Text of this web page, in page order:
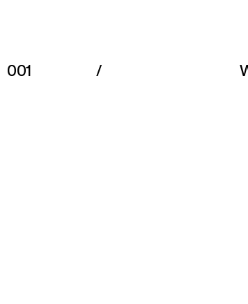
001 /